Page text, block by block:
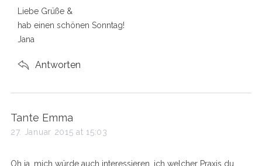
Liebe Grüße &
hab einen schönen Sonntag!
Jana
Antworten
s
a
s
Tante Emma
27. Januar 2015 at 15:03
Oh ja, mich würde auch interessieren, ich welcher Praxis du